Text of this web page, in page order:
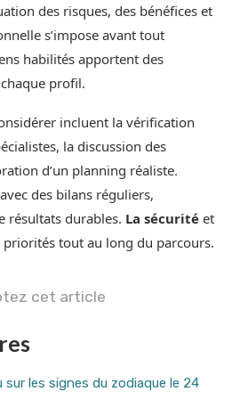
des risques, des bénéfices et
s’impose avant tout
habilités apportent des
profil.
incluent la vérification
la discussion des
d’un planning réaliste.
des bilans réguliers,
résultats durables. La sécurité et
priorités tout au long du parcours.
cet article
sur les signes du zodiaque le 24